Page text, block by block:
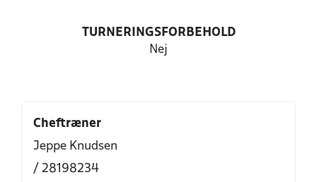
TURNERINGSFORBEHOLD
Nej
Cheftræner
Jeppe Knudsen
/ 28198234